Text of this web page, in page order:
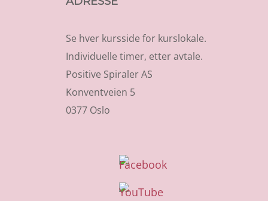
Se hver kursside for kurslokale.
Individuelle timer, etter avtale.
Positive Spiraler AS
Konventveien 5
0377 Oslo